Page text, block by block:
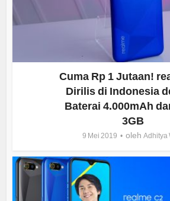
Cuma Rp 1 Jutaan!
Dirilis di Indonesia
Baterai 4.000mAh
3GB
9 Mei 2019 oleh Adhitya